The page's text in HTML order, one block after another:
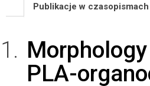
Publikacje w czasopismach
PLA-